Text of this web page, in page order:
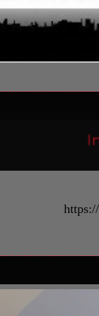
https://